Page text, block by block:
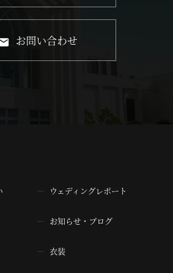
お問い合わせ
ウェディングレポート
お知らせ・ブログ
衣装